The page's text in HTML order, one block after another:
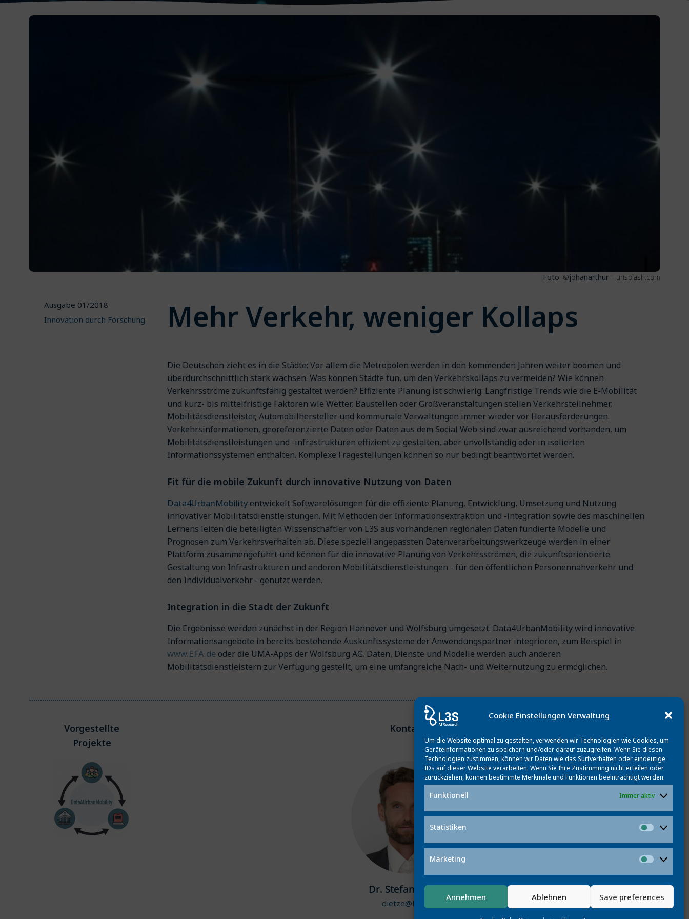
Cookie Einstellungen Verwaltung
Um die Website optimal zu gestalten, verwenden wir Technologien wie Cookies, um
Geräteinformationen zu speichern und/oder darauf zuzugreifen. Wenn Sie diesen
Technologien zustimmen, können wir Daten wie das Surfverhalten oder eindeutige
IDs auf dieser Website verarbeiten. Wenn Sie Ihre Zustimmung nicht erteilen oder
zurückziehen, können bestimmte Merkmale und Funktionen beeinträchtigt werden.
Funktionell Immer aktiv
Statistiken
Marketing
Annehmen Ablehnen Save preferences
Foto: ©johanarthur – unsplash.com
Ausgabe 01/2018
Innovation durch Forschung
Mehr Verkehr, weniger Kollaps
Die Deutschen zieht es in die Städte: Vor allem die Metropolen werden in den kommenden Jahren weiter boomen und
überdurchschnittlich stark wachsen. Was können Städte tun, um den Verkehrskollaps zu vermeiden? Wie können
Verkehrsströme zukunftsfähig gestaltet werden? Effiziente Planung ist schwierig: Langfristige Trends wie die E-Mobilität
und kurz- bis mittelfristige Faktoren wie Wetter, Baustellen oder Großveranstaltungen stellen Verkehrsteilnehmer,
Mobilitätsdienstleister, Automobilhersteller und kommunale Verwaltungen immer wieder vor Herausforderungen.
Verkehrsinformationen, georeferenzierte Daten oder Daten aus dem Social Web sind zwar ausreichend vorhanden, um
Mobilitätsdienstleistungen und -infrastrukturen effizient zu gestalten, aber unvollständig oder in isolierten
Informationssystemen enthalten. Komplexe Fragestellungen können so nur bedingt beantwortet werden.
Fit für die mobile Zukunft durch innovative Nutzung von Daten
Data4UrbanMobility entwickelt Softwarelösungen für die effiziente Planung, Entwicklung, Umsetzung und Nutzung
innovativer Mobilitätsdienstleistungen. Mit Methoden der Informationsextraktion und -integration sowie des maschinellen
Lernens leiten die beteiligten Wissenschaftler von L3S aus vorhandenen regionalen Daten fundierte Modelle und
Prognosen zum Verkehrsverhalten ab. Diese speziell angepassten Datenverarbeitungswerkzeuge werden in einer
Plattform zusammengeführt und können für die innovative Planung von Verkehrsströmen, die zukunftsorientierte
Gestaltung von Infrastrukturen und anderen Mobilitätsdienstleistungen - für den öffentlichen Personennahverkehr und
den Individualverkehr - genutzt werden.
Integration in die Stadt der Zukunft
Die Ergebnisse werden zunächst in der Region Hannover und Wolfsburg umgesetzt. Data4UrbanMobility wird innovative
Informationsangebote in bereits bestehende Auskunftssysteme der Anwendungspartner integrieren, zum Beispiel in
www.EFA.de oder die UMA-Apps der Wolfsburg AG. Daten, Dienste und Modelle werden auch anderen
Mobilitätsdienstleistern zur Verfügung gestellt, um eine umfangreiche Nach- und Weiternutzung zu ermöglichen.
Vorgestellte
Projekte
Kontakt
Dr. Stefan Dietze
dietze@l3s.de